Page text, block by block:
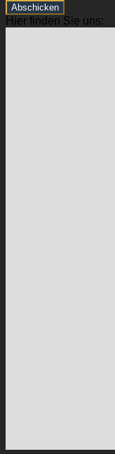
Abschicken
Hier finden Sie uns: